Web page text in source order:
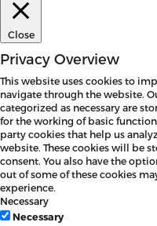
Close
Privacy Overview
This website uses cookies to
navigate through the website.
categorized as necessary are
for the working of basic
party cookies that help us
website. These cookies will be
consent. You also have the
out of some of these cookies
experience.
Necessary
Necessary